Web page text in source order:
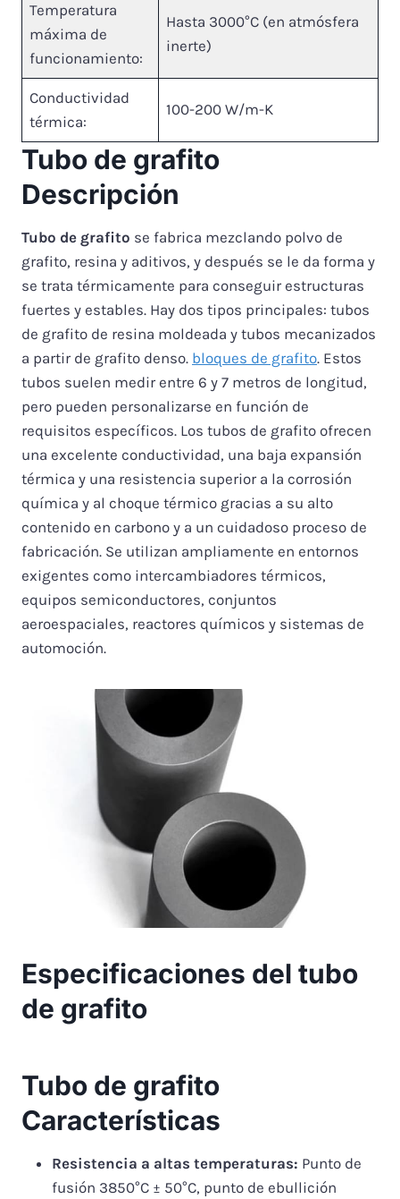
Temperatura
máxima de
funcionamiento:
Hasta 3000°C (en atmósfera
inerte)
Conductividad
térmica:
100-200 W/m-K
Tubo de grafito
Descripción
Tubo de grafito se fabrica mezclando polvo de
grafito, resina y aditivos, y después se le da forma y
se trata térmicamente para conseguir estructuras
fuertes y estables. Hay dos tipos principales: tubos
de grafito de resina moldeada y tubos mecanizados
a partir de grafito denso. bloques de grafito. Estos
tubos suelen medir entre 6 y 7 metros de longitud,
pero pueden personalizarse en función de
requisitos específicos. Los tubos de grafito ofrecen
una excelente conductividad, una baja expansión
térmica y una resistencia superior a la corrosión
química y al choque térmico gracias a su alto
contenido en carbono y a un cuidadoso proceso de
fabricación. Se utilizan ampliamente en entornos
exigentes como intercambiadores térmicos,
equipos semiconductores, conjuntos
aeroespaciales, reactores químicos y sistemas de
automoción.
Especificaciones del tubo
de grafito
Tubo de grafito
Características
Resistencia a altas temperaturas: Punto de
fusión 3850°C ± 50°C, punto de ebullición